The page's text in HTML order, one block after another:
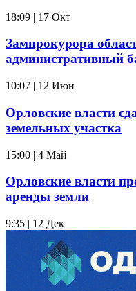
18:09 | 17 Окт
Зампрокурора
административный
10:07 | 12 Июн
Орловские власти
земельных участка
15:00 | 4 Май
Орловские власти
аренды земли
9:35 | 12 Дек